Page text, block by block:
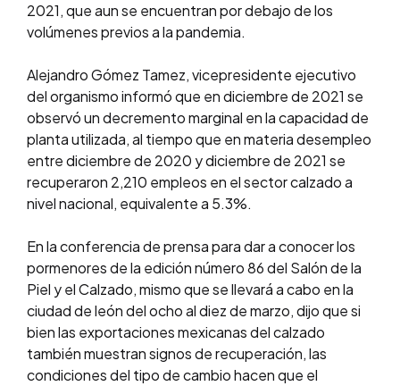
2021, que aun se encuentran por debajo de los
volúmenes previos a la pandemia.
Alejandro Gómez Tamez, vicepresidente ejecutivo
del organismo informó que en diciembre de 2021 se
observó un decremento marginal en la capacidad de
planta utilizada, al tiempo que en materia desempleo
entre diciembre de 2020 y diciembre de 2021 se
recuperaron 2,210 empleos en el sector calzado a
nivel nacional, equivalente a 5.3%.
En la conferencia de prensa para dar a conocer los
pormenores de la edición número 86 del Salón de la
Piel y el Calzado, mismo que se llevará a cabo en la
ciudad de león del ocho al diez de marzo, dijo que si
bien las exportaciones mexicanas del calzado
también muestran signos de recuperación, las
condiciones del tipo de cambio hacen que el